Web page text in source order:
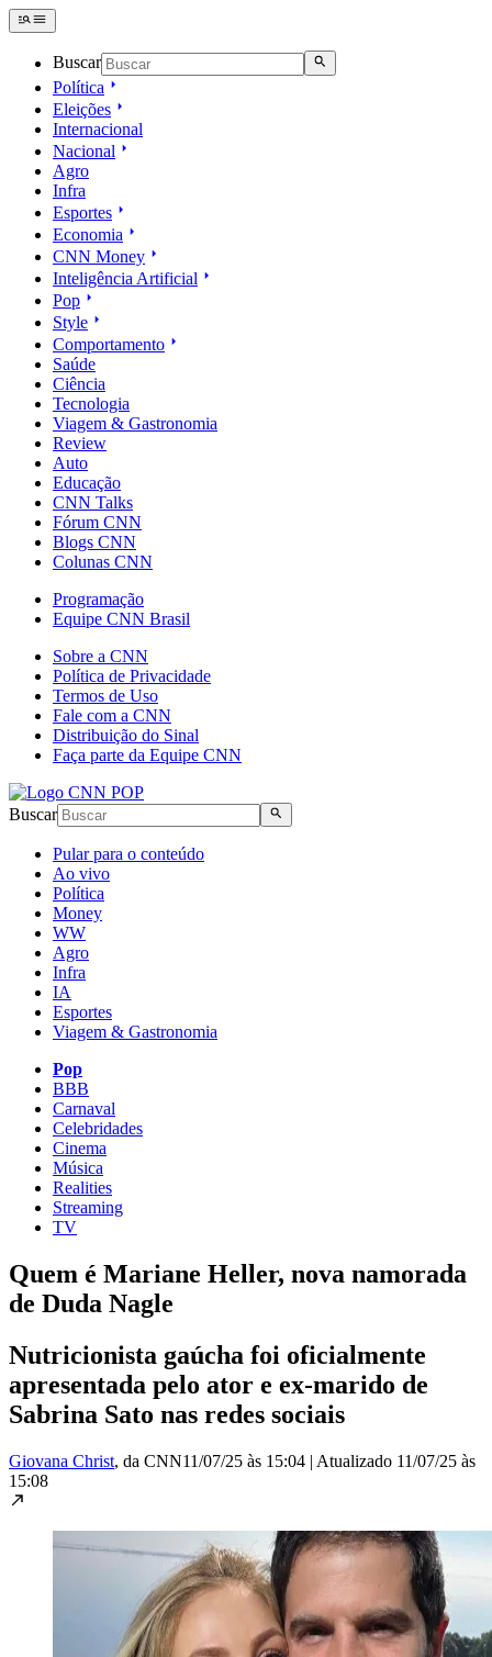
Buscar
Política
Eleições
Internacional
Nacional
Agro
Infra
Esportes
Economia
CNN Money
Inteligência Artificial
Pop
Style
Comportamento
Saúde
Ciência
Tecnologia
Viagem & Gastronomia
Review
Auto
Educação
CNN Talks
Fórum CNN
Blogs CNN
Colunas CNN
Programação
Equipe CNN Brasil
Sobre a CNN
Política de Privacidade
Termos de Uso
Fale com a CNN
Distribuição do Sinal
Faça parte da Equipe CNN
Buscar
Pular para o conteúdo
Ao vivo
Política
Money
WW
Agro
Infra
IA
Esportes
Viagem & Gastronomia
Pop
BBB
Carnaval
Celebridades
Cinema
Música
Realities
Streaming
TV
Quem é Mariane Heller, nova namorada
de Duda Nagle
Nutricionista gaúcha foi oficialmente
apresentada pelo ator e ex-marido de
Sabrina Sato nas redes sociais
Giovana Christ, da CNN11/07/25 às 15:04 | Atualizado 11/07/25 às
15:08